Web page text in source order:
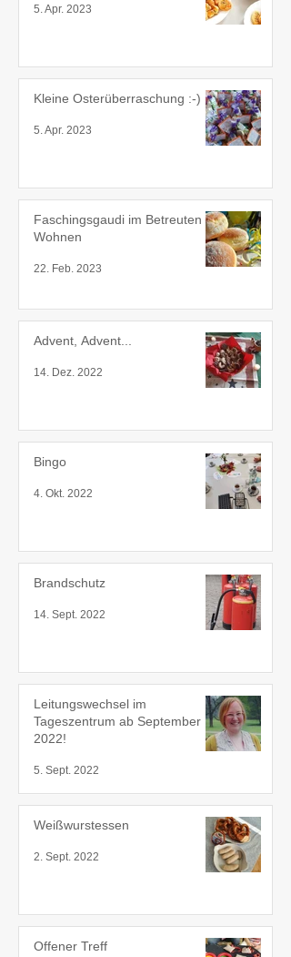
5. Apr. 2023
Kleine Osterüberraschung :-)
5. Apr. 2023
Faschingsgaudi im Betreuten
Wohnen
22. Feb. 2023
Advent, Advent...
14. Dez. 2022
Bingo
4. Okt. 2022
Brandschutz
14. Sept. 2022
Leitungswechsel im
Tageszentrum ab September
2022!
5. Sept. 2022
Weißwurstessen
2. Sept. 2022
Offener Treff